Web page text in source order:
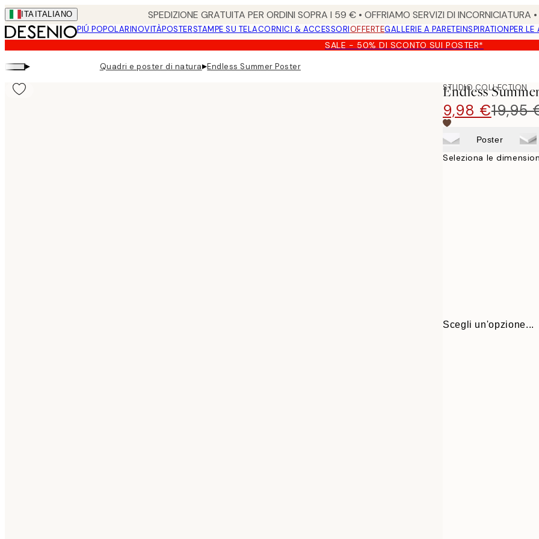
Skip
to
main
content.
ITA ITALIANO SPEDIZIONE GRATUITA PER ORDINI SOPRA I 59 € • OFFRIAMO SERVIZI DI
PIÚ POPOLARINOVITÀPOSTERSTAMPE SU TELACORNICI & ACCESSORIOFFERTEGALLERIE A PARETEINSPIRATIONPER LE
SALE - 50% DI SCONTO SUI POSTER*
▸ Quadri e poster di natura▸Endless Summer Poster
STUDIO COLLECTION
Endless
9,98 €19,95
Poster
Seleziona le
Scegli un'opzione...